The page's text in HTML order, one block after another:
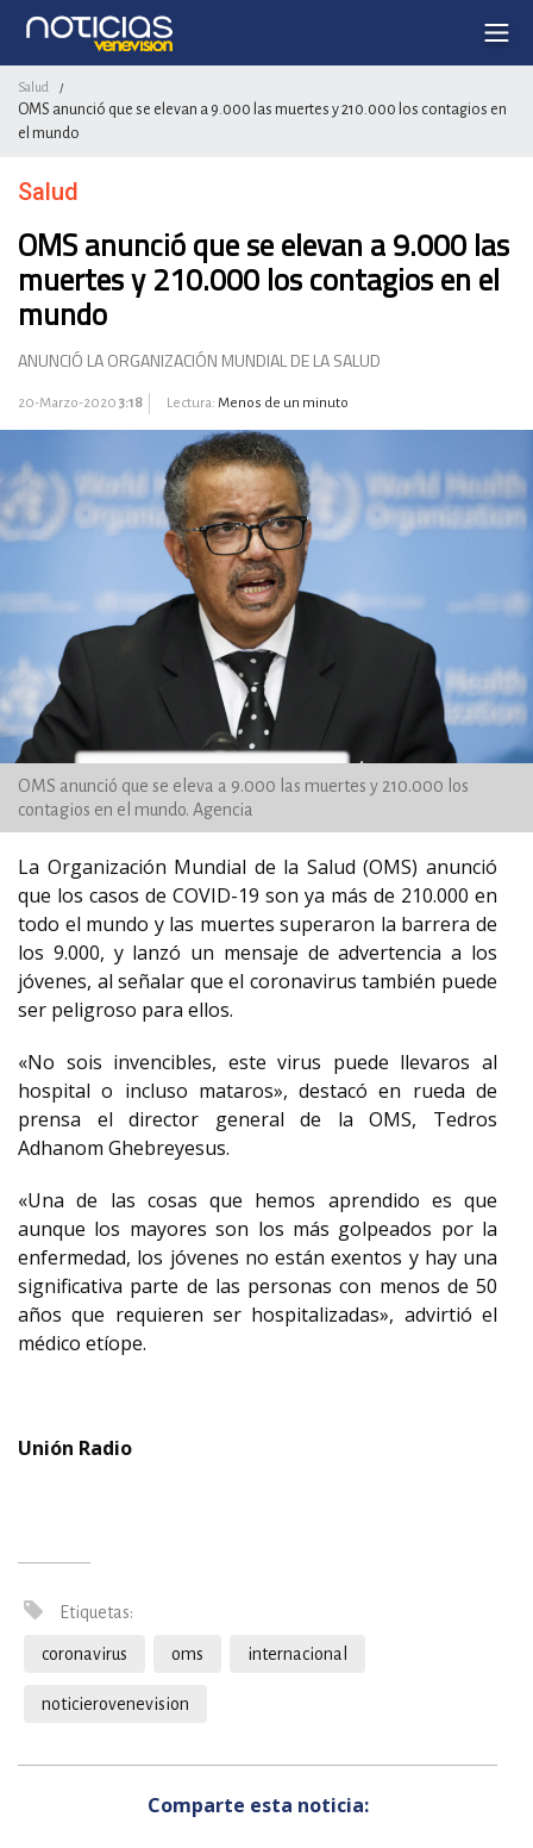
Salud /
OMS anunció que se elevan a 9.000 las muertes y 210.000 los contagios en
el mundo
Salud
OMS anunció que se elevan a 9.000 las
muertes y 210.000 los contagios en el
mundo
ANUNCIÓ LA ORGANIZACIÓN MUNDIAL DE LA SALUD
20-Marzo-2020 3:18 Lectura: Menos de un minuto
OMS anunció que se eleva a 9.000 las muertes y 210.000 los
contagios en el mundo. Agencia
La Organización Mundial de la Salud (OMS) anunció
que los casos de COVID-19 son ya más de 210.000 en
todo el mundo y las muertes superaron la barrera de
los 9.000, y lanzó un mensaje de advertencia a los
jóvenes, al señalar que el coronavirus también puede
ser peligroso para ellos.
«No sois invencibles, este virus puede llevaros al
hospital o incluso mataros», destacó en rueda de
prensa el director general de la OMS, Tedros
Adhanom Ghebreyesus.
«Una de las cosas que hemos aprendido es que
aunque los mayores son los más golpeados por la
enfermedad, los jóvenes no están exentos y hay una
significativa parte de las personas con menos de 50
años que requieren ser hospitalizadas», advirtió el
médico etíope.
Unión Radio
Etiquetas:
coronavirus oms internacional
noticierovenevision
Comparte esta noticia: